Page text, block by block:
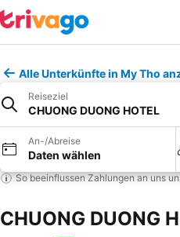
Alle Unterkünfte in My Tho
Reiseziel
CHUONG DUONG HOTEL
An-/Abreise
Daten wählen
So beeinflussen Zahlungen an uns
CHUONG DUONG